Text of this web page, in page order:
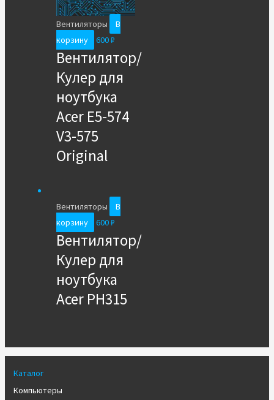
Каталог
Компьютеры
Вентиляторы
В
корзину
600₽
Вентилятор/
Кулер для
ноутбука
Acer E5-574
V3-575
Original
Вентиляторы
В
корзину
600₽
Вентилятор/
Кулер для
ноутбука
Acer PH315